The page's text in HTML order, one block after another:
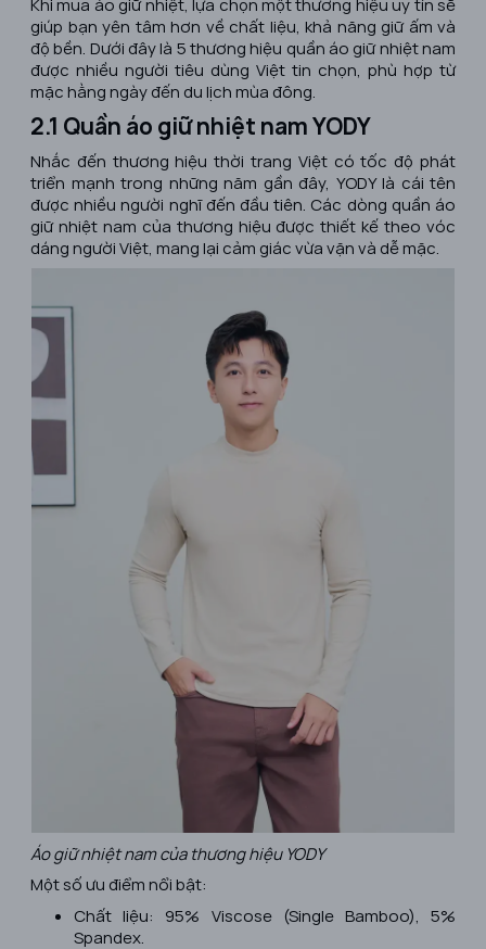
giúp bạn yên tâm hơn về chất liệu, khả năng giữ ấm và
độ bền. Dưới đây là 5 thương hiệu quần áo giữ nhiệt nam
được nhiều người tiêu dùng Việt tin chọn, phù hợp từ
mặc hằng ngày đến du lịch mùa đông.
2.1 Quần áo giữ nhiệt nam YODY
Nhắc đến thương hiệu thời trang Việt có tốc độ phát
triển mạnh trong những năm gần đây, YODY là cái tên
được nhiều người nghĩ đến đầu tiên. Các dòng quần áo
giữ nhiệt nam của thương hiệu được thiết kế theo vóc
dáng người Việt, mang lại cảm giác vừa vặn và dễ mặc.
Áo giữ nhiệt nam của thương hiệu YODY
Một số ưu điểm nổi bật:
Chất liệu: 95% Viscose (Single Bamboo), 5%
Spandex.